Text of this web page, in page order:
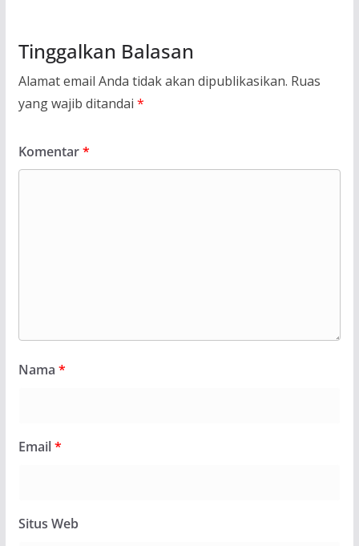
Tinggalkan Balasan
Alamat email Anda tidak akan dipublikasikan. Ruas
yang wajib ditandai *
Komentar*
Nama *
Email*
Situs Web